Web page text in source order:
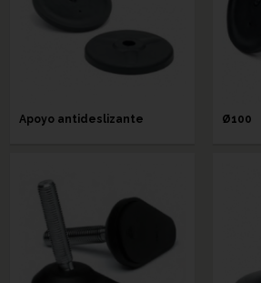
Apoyo antideslizante Ø100